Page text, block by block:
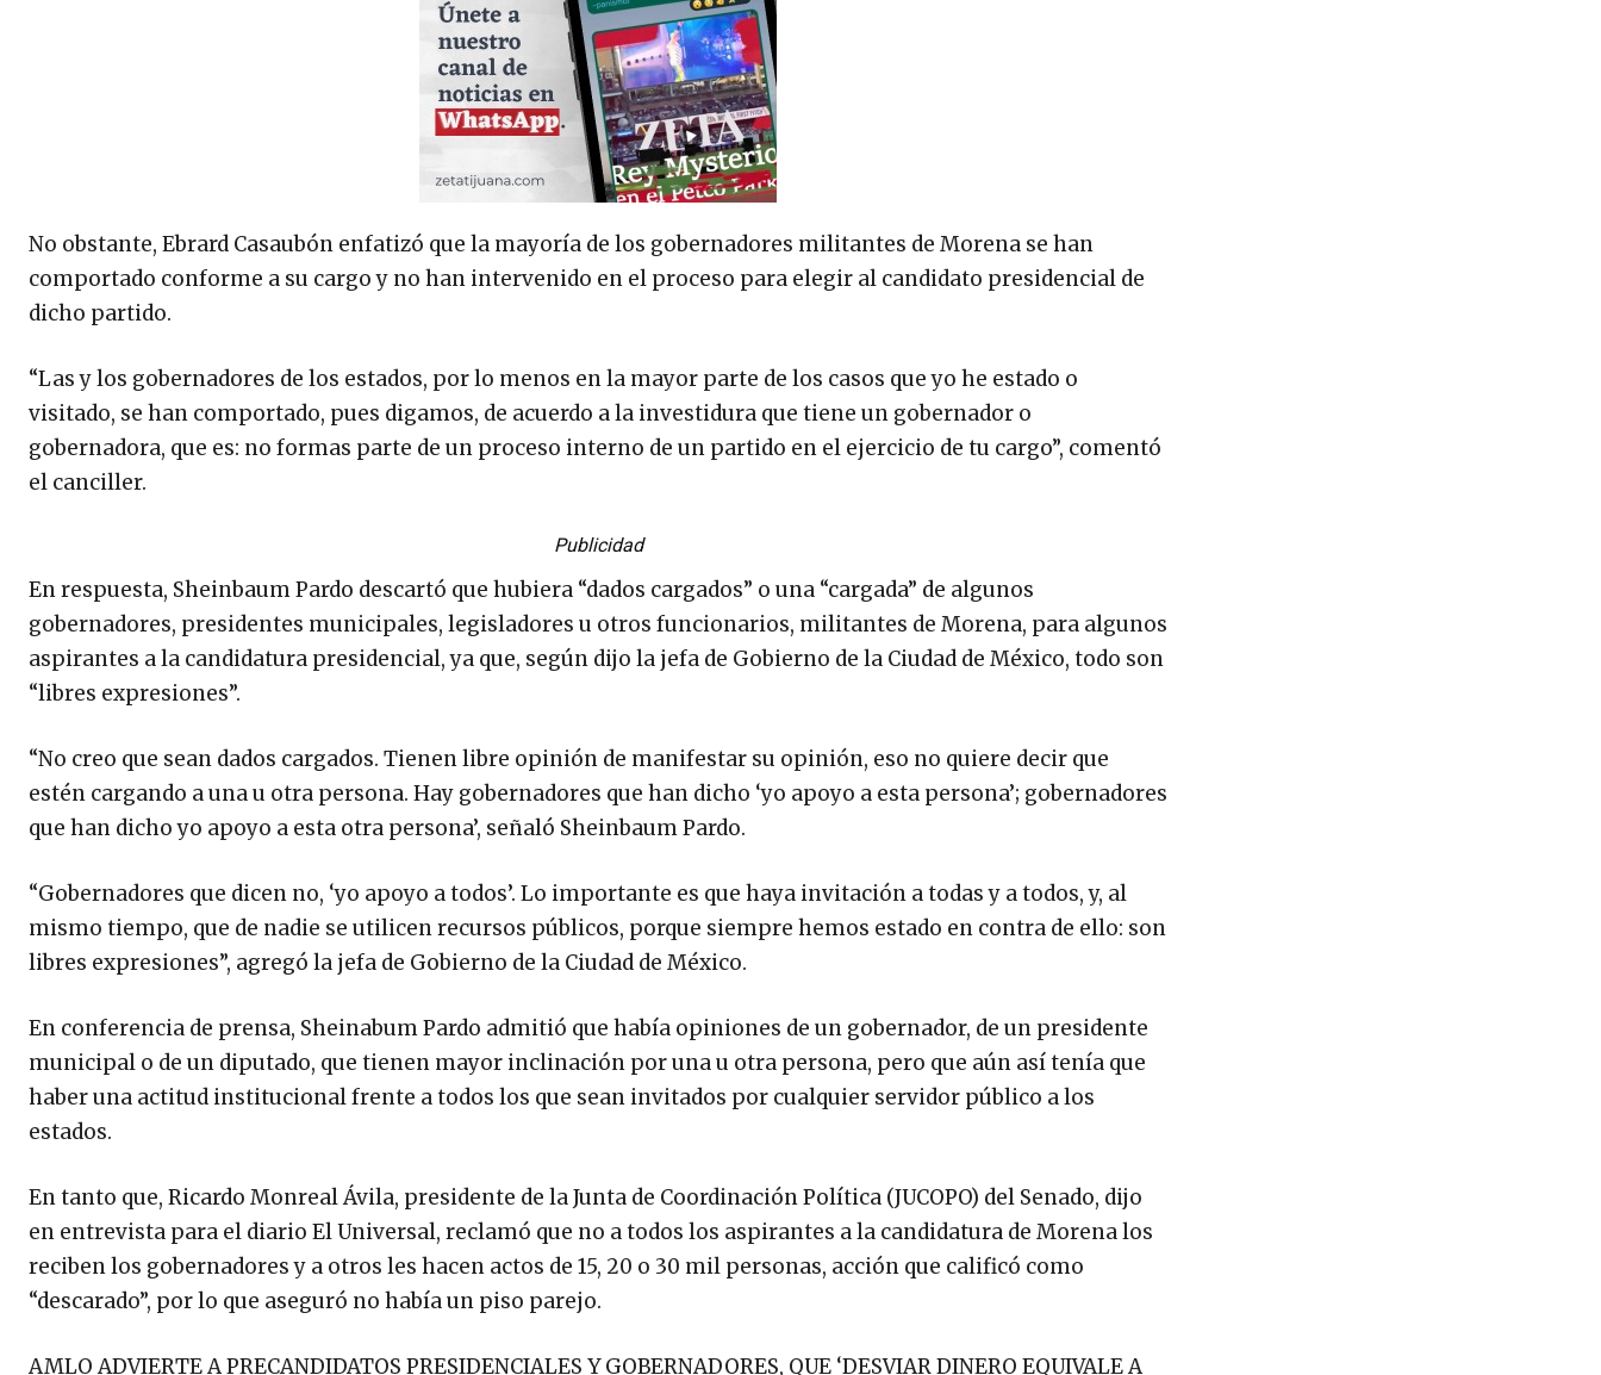
No obstante, Ebrard Casaubón enfatizó que la mayoría de los gobernadores militantes de Morena se han
comportado conforme a su cargo y no han intervenido en el proceso para elegir al candidato presidencial de
dicho partido.
“Las y los gobernadores de los estados, por lo menos en la mayor parte de los casos que yo he estado o
visitado, se han comportado, pues digamos, de acuerdo a la investidura que tiene un gobernador o
gobernadora, que es: no formas parte de un proceso interno de un partido en el ejercicio de tu cargo”, comentó
el canciller.
Publicidad
En respuesta, Sheinbaum Pardo descartó que hubiera “dados cargados” o una “cargada” de algunos
gobernadores, presidentes municipales, legisladores u otros funcionarios, militantes de Morena, para algunos
aspirantes a la candidatura presidencial, ya que, según dijo la jefa de Gobierno de la Ciudad de México, todo son
“libres expresiones”.
“No creo que sean dados cargados. Tienen libre opinión de manifestar su opinión, eso no quiere decir que
estén cargando a una u otra persona. Hay gobernadores que han dicho ‘yo apoyo a esta persona’; gobernadores
que han dicho yo apoyo a esta otra persona’, señaló Sheinbaum Pardo.
“Gobernadores que dicen no, ‘yo apoyo a todos’. Lo importante es que haya invitación a todas y a todos, y, al
mismo tiempo, que de nadie se utilicen recursos públicos, porque siempre hemos estado en contra de ello: son
libres expresiones”, agregó la jefa de Gobierno de la Ciudad de México.
En conferencia de prensa, Sheinabum Pardo admitió que había opiniones de un gobernador, de un presidente
municipal o de un diputado, que tienen mayor inclinación por una u otra persona, pero que aún así tenía que
haber una actitud institucional frente a todos los que sean invitados por cualquier servidor público a los
estados.
En tanto que, Ricardo Monreal Ávila, presidente de la Junta de Coordinación Política (JUCOPO) del Senado, dijo
en entrevista para el diario El Universal, reclamó que no a todos los aspirantes a la candidatura de Morena los
reciben los gobernadores y a otros les hacen actos de 15, 20 o 30 mil personas, acción que calificó como
“descarado”, por lo que aseguró no había un piso parejo.
AMLO ADVIERTE A PRECANDIDATOS PRESIDENCIALES Y GOBERNADORES, QUE ‘DESVIAR DINERO EQUIVALE A